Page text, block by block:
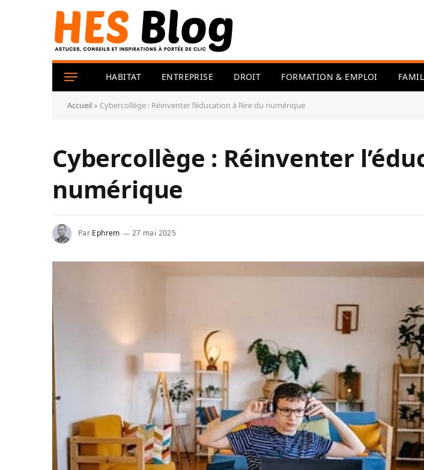
HABITAT ENTREPRISE DROIT FORMATION & EMPLOI
Accueil » Cybercollège : Réinventer l’éducation à l’ère du numérique
Cybercollège : Réinventer
numérique
Par Ephrem 27 mai 2025